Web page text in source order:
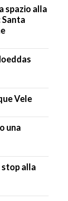
spazio alla
Vele
una
stop alla